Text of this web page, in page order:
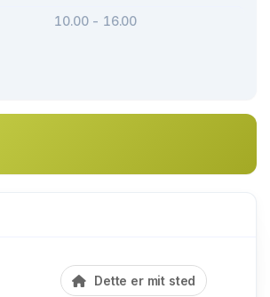
10.00 - 16.00
Dette er mit sted